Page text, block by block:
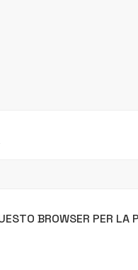
BROWSER PER LA